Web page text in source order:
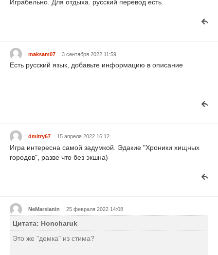
Играбельно. Для отдыха. русский перевод есть.
maksam07 3 сентября 2022 11:59
Есть русский язык, добавьте информацию в описание
dmitry67 15 апреля 2022 16:12
Игра интересна самой задумкой. Эдакие "Хроники хищных
городов", разве что без экшна)
NeMarsianin 25 февраля 2022 14:08
Цитата: Honcharuk
Это же "демка" из стима?